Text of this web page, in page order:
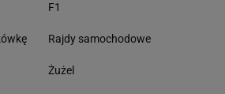
F1
Rajdy samochodowe
Żużel